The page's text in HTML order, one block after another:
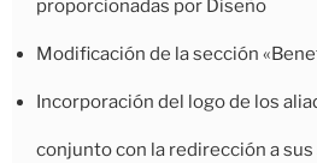
proporcionadas por Diseño
Modificación de la sección
Incorporación del logo de los
conjunto con la redirección a